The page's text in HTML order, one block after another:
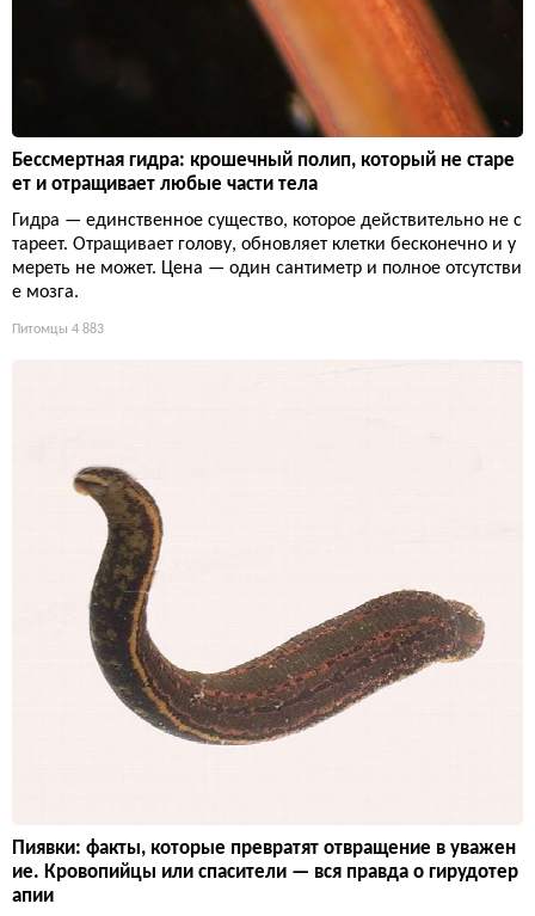
Бессмертная гидра: крошечный полип, который не старе
ет и отращивает любые части тела
Гидра — единственное существо, которое действительно не с
тареет. Отращивает голову, обновляет клетки бесконечно и у
мереть не может. Цена — один сантиметр и полное отсутстви
е мозга.
Питомцы 4 883
Пиявки: факты, которые превратят отвращение в уважен
ие. Кровопийцы или спасители — вся правда о гирудотер
апии